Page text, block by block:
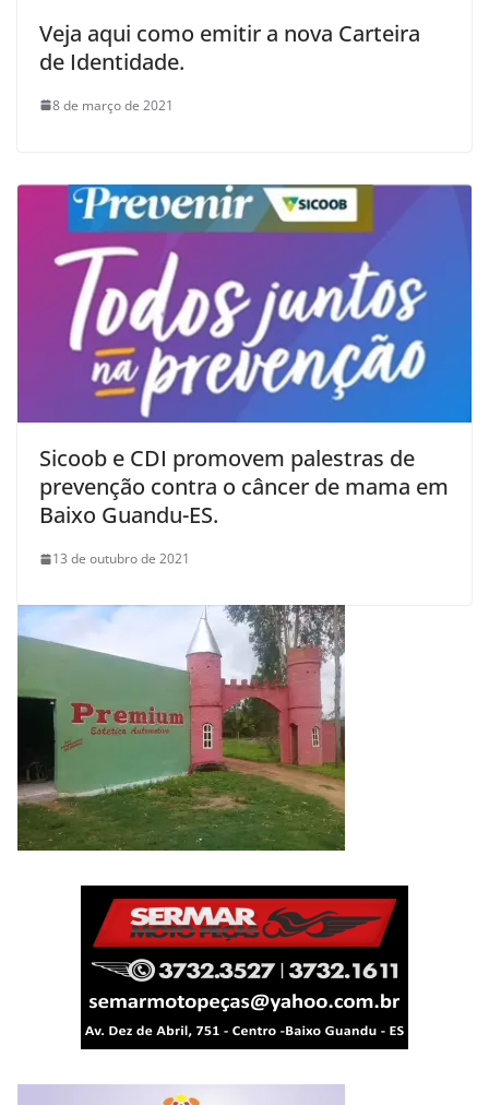
Veja aqui como emitir a nova Carteira
de Identidade.
8 de março de 2021
Sicoob e CDI promovem palestras de
prevenção contra o câncer de mama em
Baixo Guandu-ES.
13 de outubro de 2021